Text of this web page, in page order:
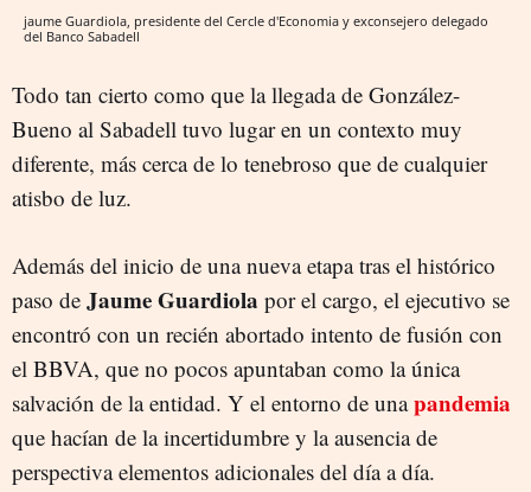
jaume Guardiola, presidente del Cercle d'Economia y exconsejero delegado
del Banco Sabadell
Todo tan cierto como que la llegada de González-
Bueno al Sabadell tuvo lugar en un contexto muy
diferente, más cerca de lo tenebroso que de cualquier
atisbo de luz.
Además del inicio de una nueva etapa tras el histórico
paso de Jaume Guardiola por el cargo, el ejecutivo se
encontró con un recién abortado intento de fusión con
el BBVA, que no pocos apuntaban como la única
salvación de la entidad. Y el entorno de unapandemia
que hacían de la incertidumbre y la ausencia de
perspectiva elementos adicionales del día a día.